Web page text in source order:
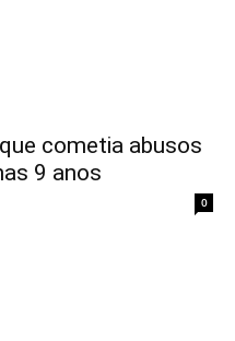
cometia abusos
9 anos
0